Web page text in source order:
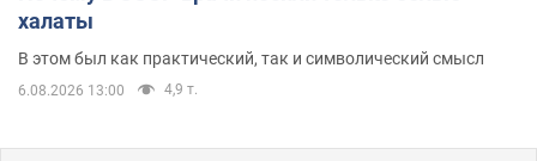
халаты
В этом был как практический, так и символический смысл
6.08.2026 13:00 4,9 т.